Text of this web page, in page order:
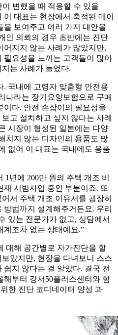
변했을 때 적응할 수 있을
이 대표는 현장에서 축적된 데이
을 보여주고 여러 가지 대안을
인 의뢰의 경우 초반에는 진단
어지지 않는 사례가 많았지만,
필요성을 느끼는 고객들이 많아
는 사례가 늘었다.
. 국내에 고령자 맞춤형 안전용
나라는 장기요양보험으로 구매
이다. 안전 손잡이의 필요성을
고 설치하고 싶지 않다는 사례
시장이 형성된 일본에는 다양
치지 않는 디자인의 용품도 많
없어 이 대표는 국내에도 용품
년에 200만 원의 주택 개조 비
시범사업 중인 부분이죠. 또
서 주택 개조 이유서를 굉장히
법까지 설계해주거든요. 우리
있는 전문가가 없고, 상담에서
계조차 없는 상태예요.”
대해 공간별로 자가진단을 할
았지만, 현장을 다녀보니 스스
지 않다는 걸 알았다. 결국 전
해부터 강서50플러스센터와 함
한 진단 코디네이터 양성 과